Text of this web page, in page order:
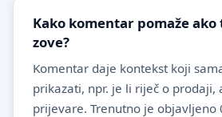
Kako komentar pomaže
zove?
Komentar daje kontekst koji
prikazati, npr. je li riječ o prodaji,
prijevare. Trenutno je objavljeno